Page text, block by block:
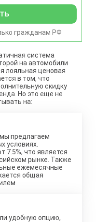
гражданам РФ
система
на автомобили
лояльная ценовая
в том, что
скидку
Но это еще не
на:
предлагаем
условиях.
7.5%, что является
рынке. Также
ежемесячные
общая
удобную опцию,